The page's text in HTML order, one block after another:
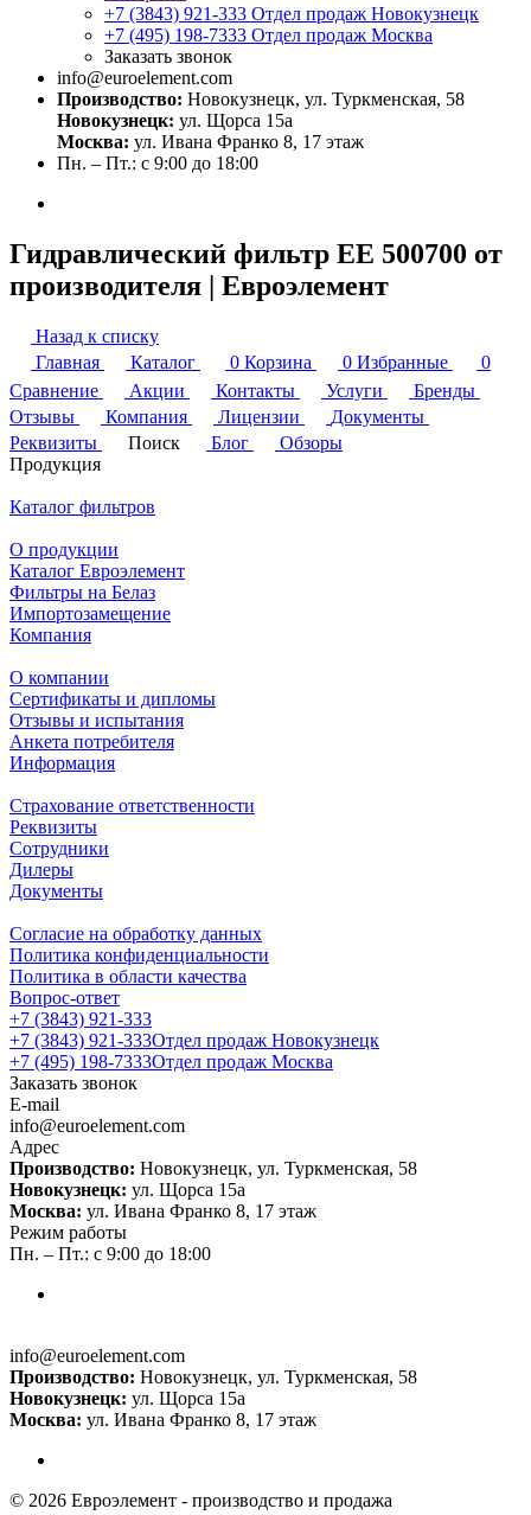
+7 (3843) 921-333 Отдел продаж Новокузнецк
+7 (495) 198-7333 Отдел продаж Москва
Заказать звонок
info@euroelement.com
Производство: Новокузнецк, ул. Туркменская, 58
Новокузнецк: ул. Щорса 15а
Москва: ул. Ивана Франко 8, 17 этаж
Пн. – Пт.: с 9:00 до 18:00
Гидравлический фильтр ЕЕ 500700 от
производителя | Евроэлемент
Назад к списку
Главная
Каталог 0 Корзина 0 Избранные
0
Сравнение
Акции Контакты Услуги
Бренды
Отзывы
Компания Лицензии
Документы
Реквизиты
Поиск Блог
Обзоры
Продукция
Каталог фильтров
О продукции
Каталог Евроэлемент
Фильтры на Белаз
Импортозамещение
Компания
О компании
Сертификаты и дипломы
Отзывы и испытания
Анкета потребителя
Информация
Страхование ответственности
Реквизиты
Сотрудники
Дилеры
Документы
Согласие на обработку данных
Политика конфиденциальности
Политика в области качества
Вопрос-ответ
+7 (3843) 921-333
+7 (3843) 921-333Отдел продаж Новокузнецк
+7 (495) 198-7333Отдел продаж Москва
Заказать звонок
E-mail
info@euroelement.com
Адрес
Производство: Новокузнецк, ул. Туркменская, 58
Новокузнецк: ул. Щорса 15а
Москва: ул. Ивана Франко 8, 17 этаж
Режим работы
Пн. – Пт.: с 9:00 до 18:00
info@euroelement.com
Производство: Новокузнецк, ул. Туркменская, 58
Новокузнецк: ул. Щорса 15а
Москва: ул. Ивана Франко 8, 17 этаж
© 2026 Евроэлемент - производство и продажа